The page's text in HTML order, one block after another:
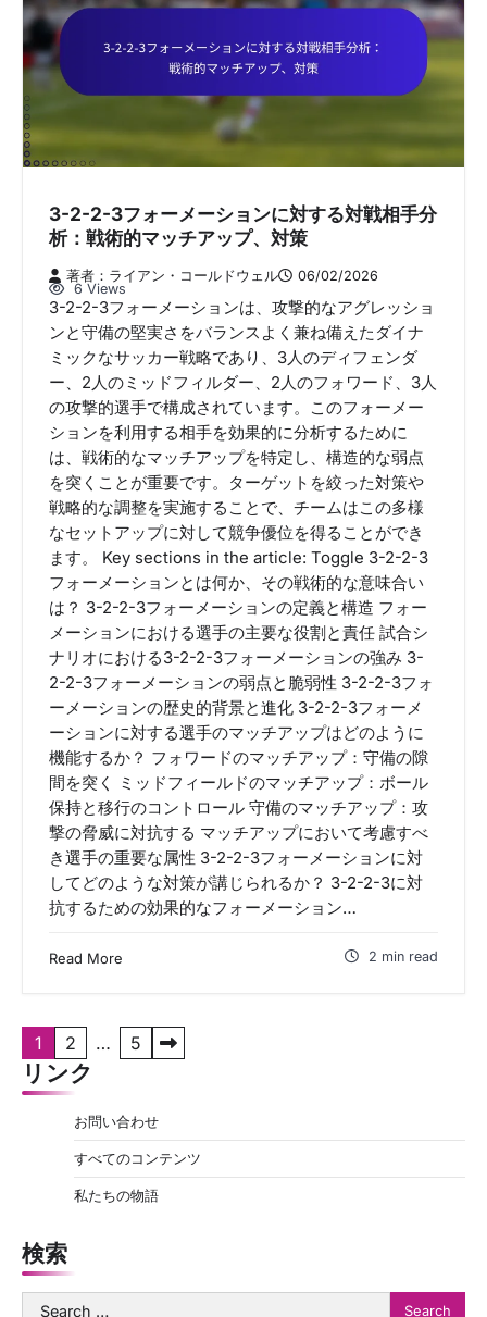
3-2-2-3フォーメーションに対する対戦相手分
析：戦術的マッチアップ、対策
著者：ライアン・コールドウェル
06/02/2026
6 Views
3-2-2-3フォーメーションは、攻撃的なアグレッショ
ンと守備の堅実さをバランスよく兼ね備えたダイナ
ミックなサッカー戦略であり、3人のディフェンダ
ー、2人のミッドフィルダー、2人のフォワード、3人
の攻撃的選手で構成されています。このフォーメー
ションを利用する相手を効果的に分析するために
は、戦術的なマッチアップを特定し、構造的な弱点
を突くことが重要です。ターゲットを絞った対策や
戦略的な調整を実施することで、チームはこの多様
なセットアップに対して競争優位を得ることができ
ます。 Key sections in the article: Toggle 3-2-2-3
フォーメーションとは何か、その戦術的な意味合い
は？ 3-2-2-3フォーメーションの定義と構造 フォー
メーションにおける選手の主要な役割と責任 試合シ
ナリオにおける3-2-2-3フォーメーションの強み 3-
2-2-3フォーメーションの弱点と脆弱性 3-2-2-3フォ
ーメーションの歴史的背景と進化 3-2-2-3フォーメ
ーションに対する選手のマッチアップはどのように
機能するか？ フォワードのマッチアップ：守備の隙
間を突く ミッドフィールドのマッチアップ：ボール
保持と移行のコントロール 守備のマッチアップ：攻
撃の脅威に対抗する マッチアップにおいて考慮すべ
き選手の重要な属性 3-2-2-3フォーメーションに対
してどのような対策が講じられるか？ 3-2-2-3に対
抗するための効果的なフォーメーション…
Read More 2 min read
o
a
g
1 2 … 5
リンク
お問い合わせ
すべてのコンテンツ
私たちの物語
検索
Search